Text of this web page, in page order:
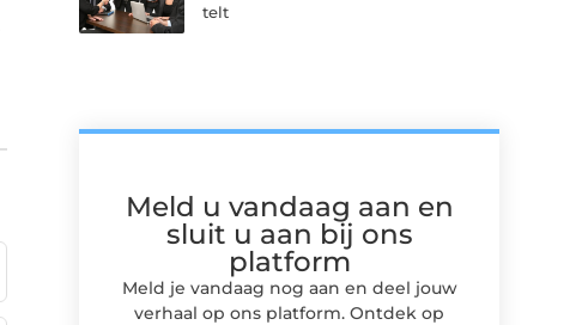
telt
Meld u vandaag aan en
sluit u aan bij ons
platform
Meld je vandaag nog aan en deel jouw
verhaal op ons platform. Ontdek op